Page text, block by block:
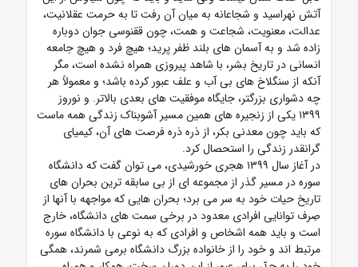
آتش نهراسید و شجاعانه به میان آن رفت تا به حرمت عقلانیت،
عدالت، معنویت، شجاعت و همت، چون ققنوسی جوان دوباره
زاده شد و به آسمان های بلند ظفر پرید؛ هیچ فرد و هیچ جامعه
انسانی در تاریخ بشر، با شاهد پیروزی همراه نشده است، مگر
آنکه از سنگلاخ های بی آب و علف عبور کرده باشد؛ و معمولاً هر
چه دشواری بزرگتر، جایگاه موفقیت های بعدی بالاتر. و نوروز
۱۳۹۹ یکی از زنجیره های همین مسیر آشوبناک زندگی همه ماست
که باید چون معدنی بکر، از ذره ذره فرصت های آن، کیمیای
گرانقدر زندگی را استحصال کرد.
در آغاز سال ۱۳۹۹ هجری خورشیدی، می توان گفت که دانشگاه
سوره در مسیر گذر از مجموعه ای از بی سابقه ترین بحران های
تاریخ حیات خود به سر می برد؛ بحران هایی که مواجهه با آنها از
صِرف توانایی افرادی معدود در برخی سمت های دانشگاه، خارج
است و باید همه اشخاص و افرادی که به نوعی با دانشگاه سوره
مرتبط اند و خود را از خانواده بزرگ دانشگاه برمی شمرند، همگی